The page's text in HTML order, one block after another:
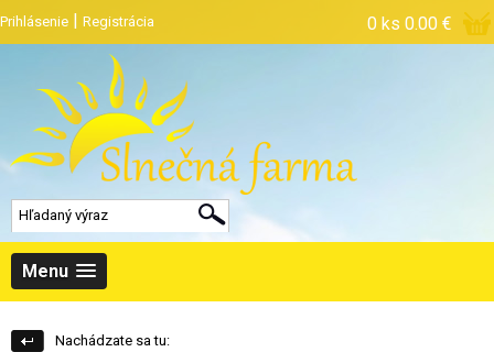
Prihlásenie | Registrácia 0 ks 0.00 €
Menu
Nachádzate sa tu: